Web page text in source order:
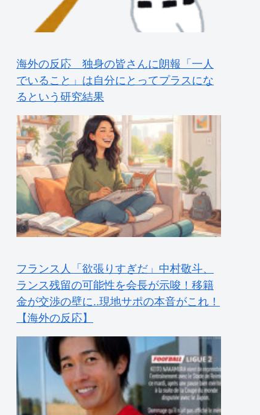
海外の反応 独身の皆さんに朗報「一人
でいること」は自分にとってプラスにな
るという研究結果
フランス人「欲張りすぎだ」中村敬斗、
ランス残留の可能性を会長が示唆！移籍
金が交渉の壁に..現地サポの本音がこれ！
【海外の反応】